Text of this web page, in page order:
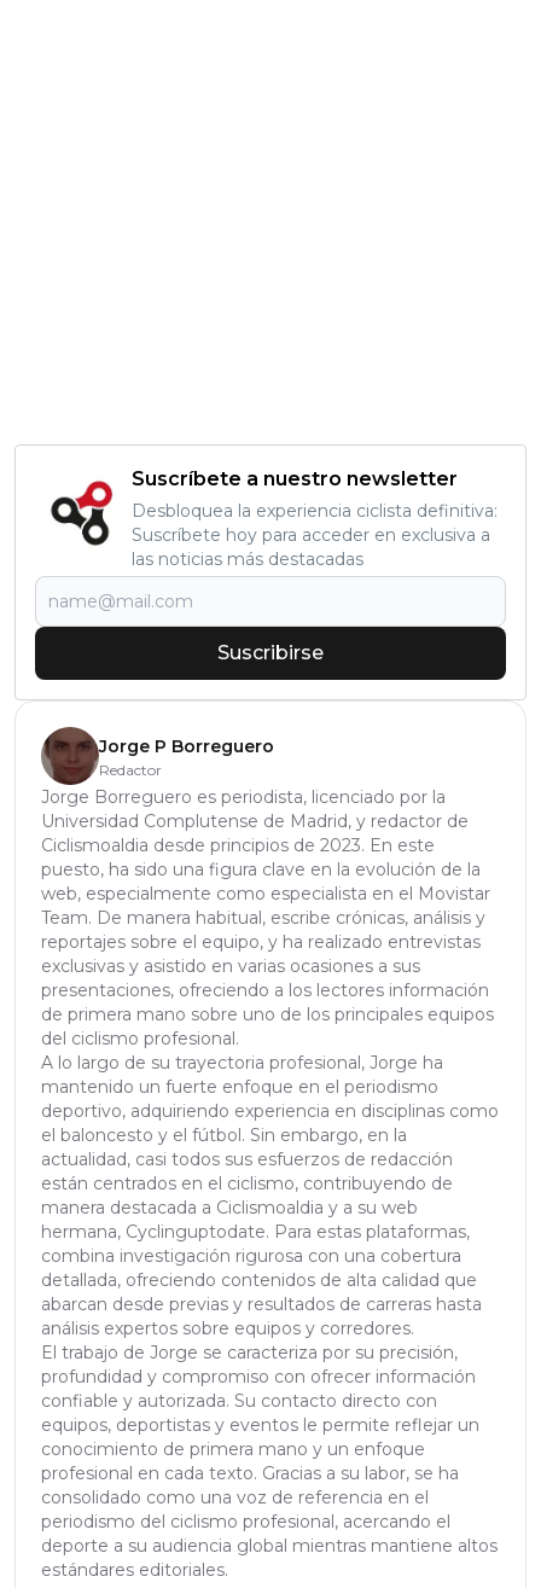
Suscríbete a nuestro newsletter
Desbloquea la experiencia ciclista definitiva:
Suscríbete hoy para acceder en exclusiva a
las noticias más destacadas
Suscribirse
Jorge P Borreguero
Redactor
Jorge Borreguero es periodista, licenciado por la
Universidad Complutense de Madrid, y redactor de
Ciclismoaldia desde principios de 2023. En este
puesto, ha sido una figura clave en la evolución de la
web, especialmente como especialista en el Movistar
Team. De manera habitual, escribe crónicas, análisis y
reportajes sobre el equipo, y ha realizado entrevistas
exclusivas y asistido en varias ocasiones a sus
presentaciones, ofreciendo a los lectores información
de primera mano sobre uno de los principales equipos
del ciclismo profesional.
A lo largo de su trayectoria profesional, Jorge ha
mantenido un fuerte enfoque en el periodismo
deportivo, adquiriendo experiencia en disciplinas como
el baloncesto y el fútbol. Sin embargo, en la
actualidad, casi todos sus esfuerzos de redacción
están centrados en el ciclismo, contribuyendo de
manera destacada a Ciclismoaldia y a su web
hermana, Cyclinguptodate. Para estas plataformas,
combina investigación rigurosa con una cobertura
detallada, ofreciendo contenidos de alta calidad que
abarcan desde previas y resultados de carreras hasta
análisis expertos sobre equipos y corredores.
El trabajo de Jorge se caracteriza por su precisión,
profundidad y compromiso con ofrecer información
confiable y autorizada. Su contacto directo con
equipos, deportistas y eventos le permite reflejar un
conocimiento de primera mano y un enfoque
profesional en cada texto. Gracias a su labor, se ha
consolidado como una voz de referencia en el
periodismo del ciclismo profesional, acercando el
deporte a su audiencia global mientras mantiene altos
estándares editoriales.